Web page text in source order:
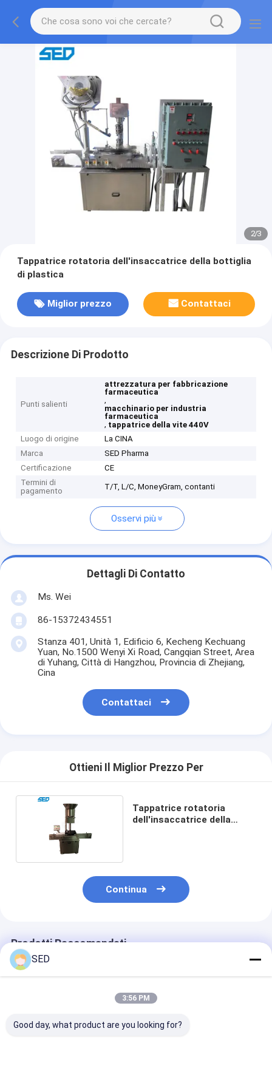
2/3
Tappatrice rotatoria dell'insaccatrice della bottiglia
di plastica
Miglior prezzo Contattaci
Descrizione Di Prodotto
Punti salienti
attrezzatura per fabbricazione
farmaceutica
,
macchinario per industria
farmaceutica
, tappatrice della vite 440V
Luogo di origine
La CINA
Marca
SED Pharma
Certificazione
CE
Termini di
pagamento
T/T, L/C, MoneyGram, contanti
Osservi più
Dettagli Di Contatto
Ms. Wei
86-15372434551
Stanza 401, Unità 1, Edificio 6, Kecheng Kechuang
Yuan, No.1500 Wenyi Xi Road, Cangqian Street, Area
di Yuhang, Città di Hangzhou, Provincia di Zhejiang,
Cina
Contattaci
Ottieni Il Miglior Prezzo Per
Tappatrice rotatoria
dell'insaccatrice della
Continua
Prodotti Raccomandati
SED
3:56 PM
Good day, what product are you looking for?